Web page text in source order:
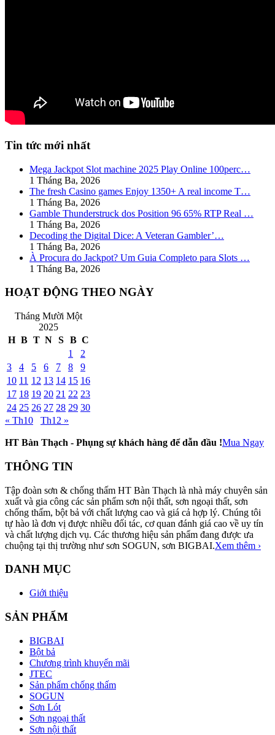
Tin tức mới nhất
Mega Jackpot Slot machine 2025 Play Online 100perc…
1 Tháng Ba, 2026
The fresh Casino games Enjoy 1350+ A real income T…
1 Tháng Ba, 2026
Gamble Thunderstruck dos Position 96 65% RTP Real …
1 Tháng Ba, 2026
Decoding the Digital Dice: A Veteran Gambler’…
1 Tháng Ba, 2026
À Procura do Jackpot? Um Guia Completo para Slots …
1 Tháng Ba, 2026
HOẠT ĐỘNG THEO NGÀY
Tháng Mười Một
2025
H B T N S B C
1
2
3
4 5 6 7 8
9
10 11 12 13 14 15 16
17 18 19 20 21 22 23
24 25 26 27 28 29 30
« Th10
Th12 »
HT Bàn Thạch - Phụng sự khách hàng để dẫn đầu !Mua Ngay
THÔNG TIN
Tập đoàn sơn & chống thấm HT Bàn Thạch là nhà máy chuyên sản
xuất và gia công các sản phẩm sơn nội thất, sơn ngoại thất, sơn
chống thấm, bột bả với chất lượng cao và giá cả hợp lý. Chúng tôi
tự hào là đơn vị được nhiều đối tác, cơ quan đánh giá cao về uy tín
và chất lượng dịch vụ. Các thương hiệu sản phẩm đang được ưa
chuộng tại thị trường như sơn SOGUN, sơn BIGBAI.Xem thêm ›
DANH MỤC
Giới thiệu
SẢN PHẨM
BIGBAI
Bột bả
Chương trình khuyến mãi
JTEC
Sản phẩm chống thấm
SOGUN
Sơn Lót
Sơn ngoại thất
Sơn nội thất